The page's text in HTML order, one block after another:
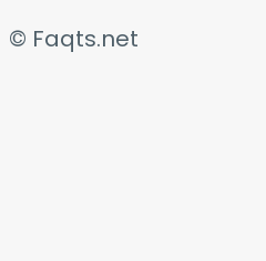
© Faqts.net